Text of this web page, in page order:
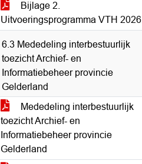
Bijlage 2.
Uitvoeringsprogramma VTH 2026
6.3 Mededeling interbestuurlijk
toezicht Archief- en
Informatiebeheer provincie
Gelderland
Mededeling interbestuurlijk
toezicht Archief- en
Informatiebeheer provincie
Gelderland